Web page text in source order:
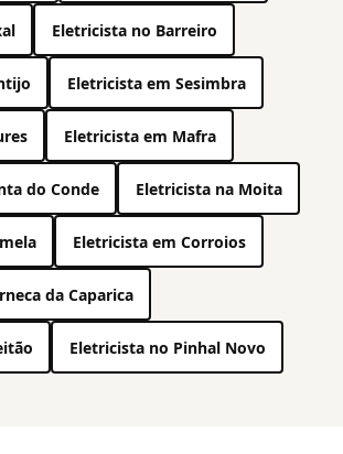
Eletricista no Barreiro
Eletricista em Sesimbra
Eletricista em Mafra
do Conde Eletricista na Moita
Eletricista em Corroios
da Caparica
Eletricista no Pinhal Novo